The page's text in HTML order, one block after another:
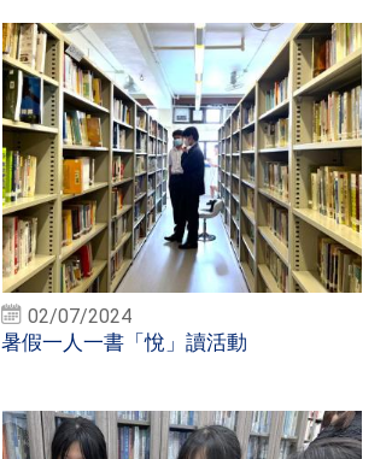
02/07/2024
暑假一人一書「悅」讀活動